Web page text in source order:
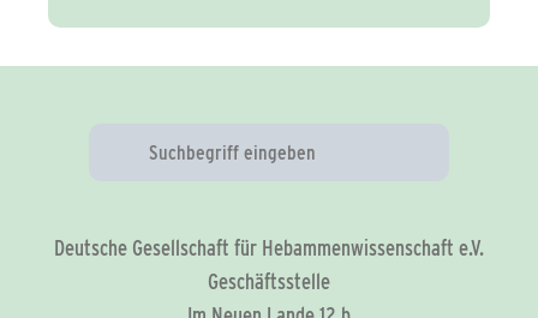
Deutsche Gesellschaft für Hebammenwissenschaft e.V.
Geschäftsstelle